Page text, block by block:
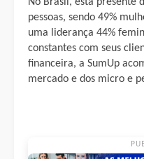
No Brasil, está presente
pessoas, sendo 49%
uma liderança 44%
constantes com seus
financeira, a SumUp
mercado e dos micro e